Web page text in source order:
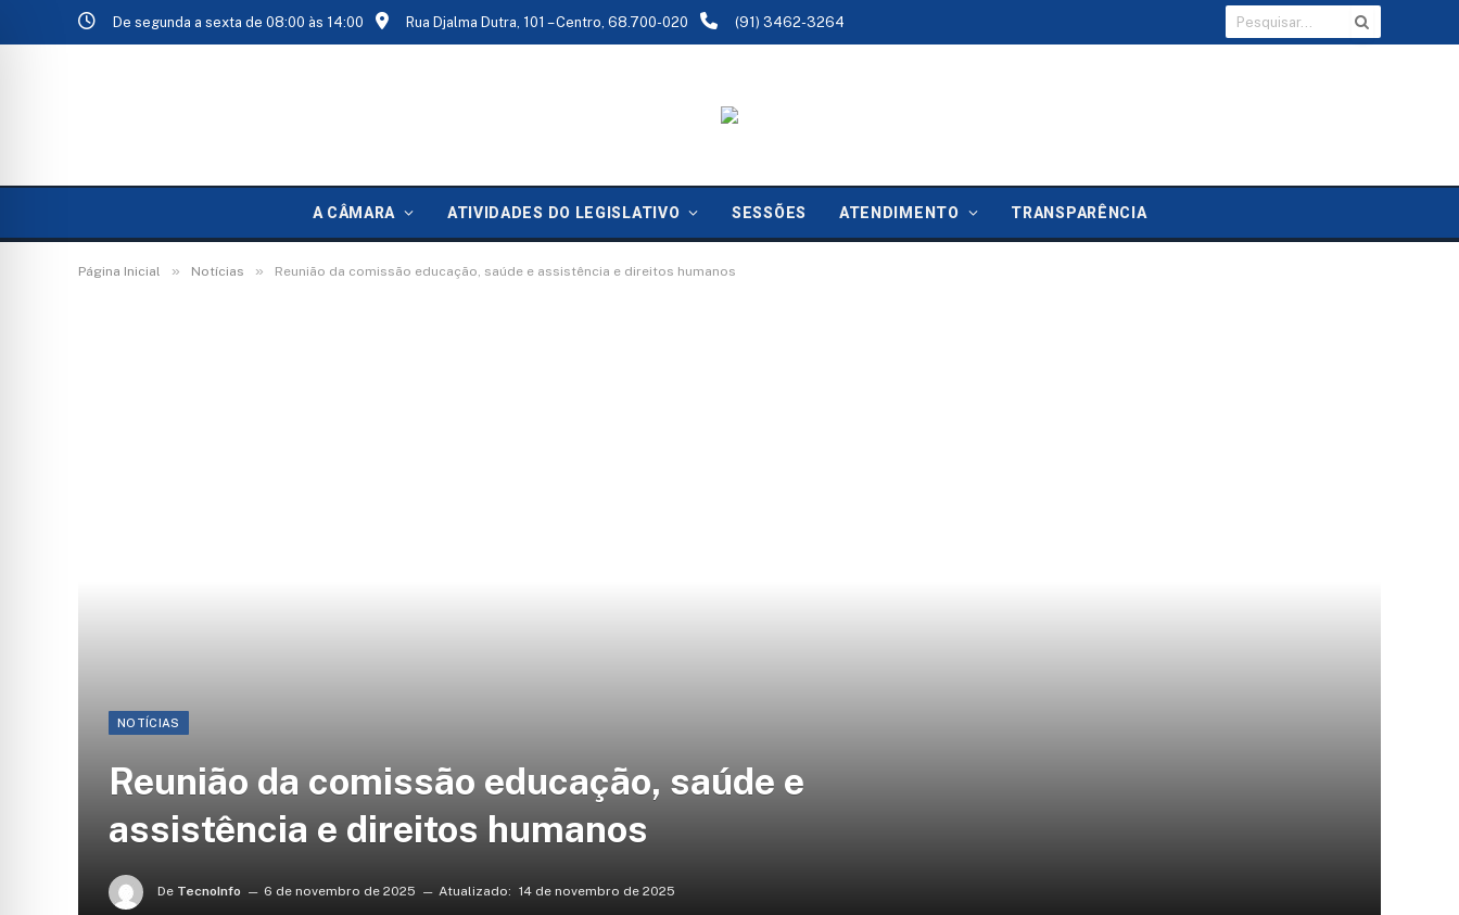
De segunda a sexta de 08:00 às 14:00 Rua Djalma Dutra, 101 – Centro, 68.700-020 (91) 3462-3264
A CÂMARA ATIVIDADES DO LEGISLATIVO SESSÕES ATENDIMENTO TRANSPARÊNCIA
Página Inicial » Notícias » Reunião da comissão educação, saúde e assistência e direitos humanos
NOTÍCIAS
Reunião da comissão educação, saúde e
assistência e direitos humanos
De TecnoInfo 6 de novembro de 2025 Atualizado: 14 de novembro de 2025